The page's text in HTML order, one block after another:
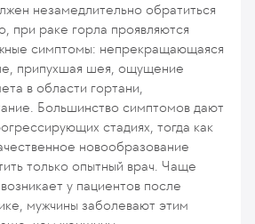
незамедлительно обратиться
при раке горла проявляются
симптомы: непрекращающаяся
припухшая шея, ощущение
в области гортани,
Большинство симптомов дают
стадиях, тогда как
новообразование
только опытный врач. Чаще
у пациентов после
мужчины заболевают этим